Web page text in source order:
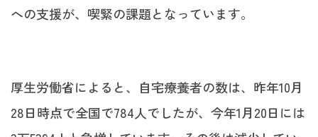
への支援が、喫緊の課題となっています。
厚生労働省によると、自宅療養者の数は、昨年10月
28日時点で全国で784人でしたが、今年1月20日には